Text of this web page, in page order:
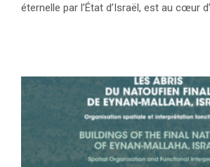
éternelle par l’État d’Israël, est au cœur